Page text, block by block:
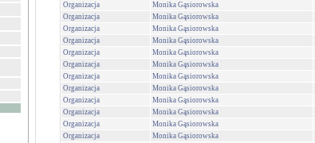
Organizacja
Monika Gąsiorowska
Organizacja
Monika Gąsiorowska
Organizacja
Monika Gąsiorowska
Organizacja
Monika Gąsiorowska
Organizacja
Monika Gąsiorowska
Organizacja
Monika Gąsiorowska
Organizacja
Monika Gąsiorowska
Organizacja
Monika Gąsiorowska
Organizacja
Monika Gąsiorowska
Organizacja
Monika Gąsiorowska
Organizacja
Monika Gąsiorowska
Organizacja
Monika Gąsiorowska